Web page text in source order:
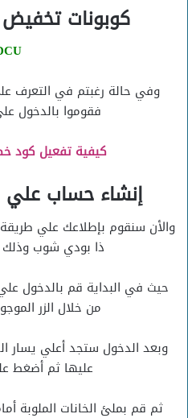
كوبونات تخفيض
وفي حالة رغبتم في التعرف
فقوموا بالدخول
كيفية تفعيل كود
إنشاء حساب علي The Body Shop
والأن سنقوم بإطلاعك علي
ذا بودي شوب
حيث في البداية قم بالدخول
من خلال الزر
وبعد الدخول ستجد أعلي يسار
عليها ثم أضغط
ثم قم بملئ الخانات الملوبة